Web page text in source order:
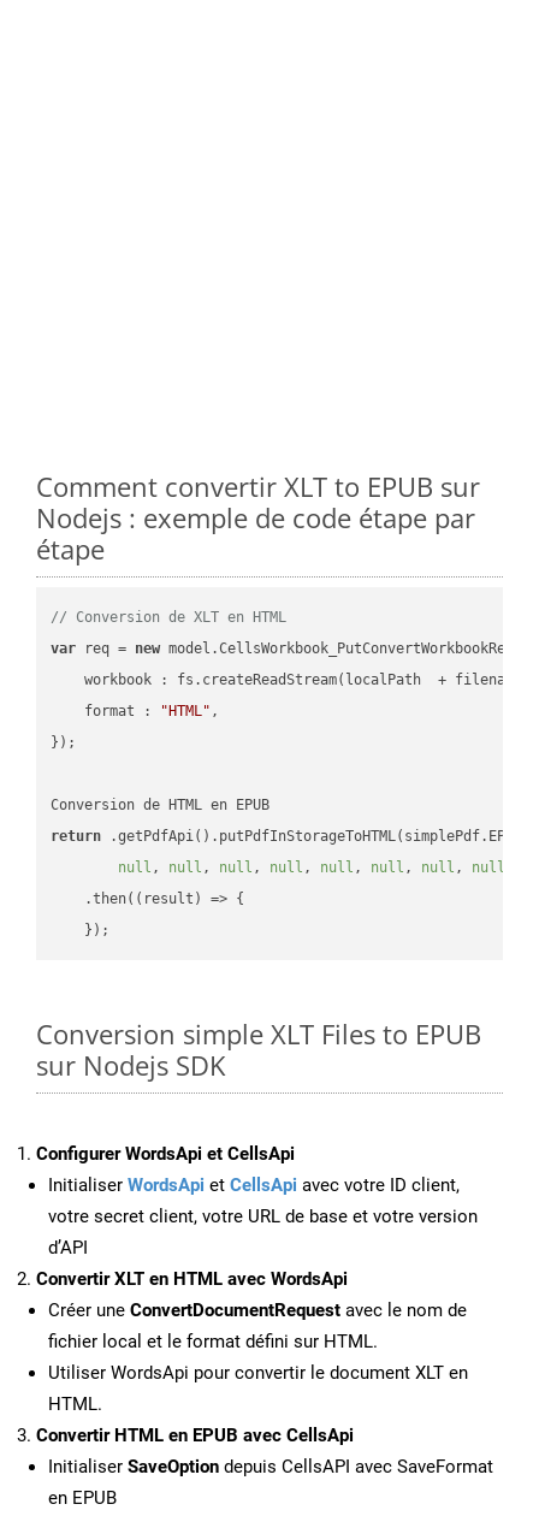
Comment convertir XLT to EPUB sur
Nodejs : exemple de code étape par
étape
// Conversion de XLT en HTML
var req = new
workbook : fs.createReadStream(localPath  + filename
format : "HTML" ,
});
return
null , null , null , null , null , null , null , null
    .then(
( result ) => {
Conversion simple XLT Files to EPUB
sur Nodejs SDK
Configurer WordsApi et CellsApi
Initialiser WordsApi et CellsApi avec votre ID client,
votre secret client, votre URL de base et votre version
d’API
Convertir XLT en HTML avec WordsApi
Créer une ConvertDocumentRequest avec le nom de
fichier local et le format défini sur HTML.
Utiliser WordsApi pour convertir le document XLT en
HTML.
Convertir HTML en EPUB avec CellsApi
Initialiser SaveOption depuis CellsAPI avec SaveFormat
en EPUB